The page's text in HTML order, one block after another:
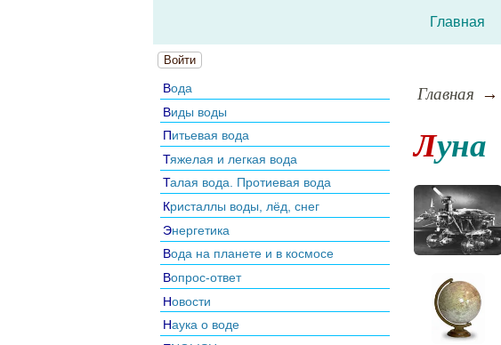
Главная
Войти
Вода
Виды воды
Питьевая вода
Тяжелая и легкая вода
Талая вода. Протиевая вода
Кристаллы воды, лёд, снег
Энергетика
Вода на планете и в космосе
Вопрос-ответ
Новости
Наука о воде
Главная
Луна